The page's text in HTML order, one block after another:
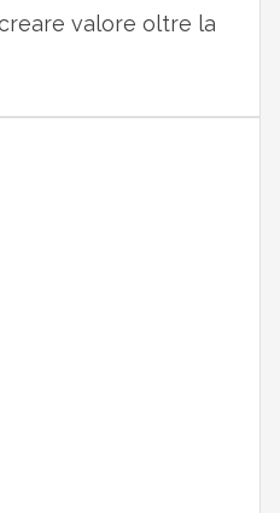
valore oltre la